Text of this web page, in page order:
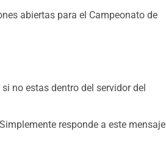
abiertas para el Campeonato de
no estas dentro del servidor del
responde a este mensaje